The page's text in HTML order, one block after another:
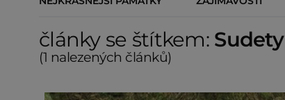
články se štítkem: Sudety
(1 nalezených článků)